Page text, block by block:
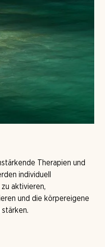
Therapien und
individuell
aktivieren,
und die körpereigene